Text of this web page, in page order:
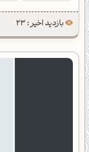
بازدید اخیر : 23